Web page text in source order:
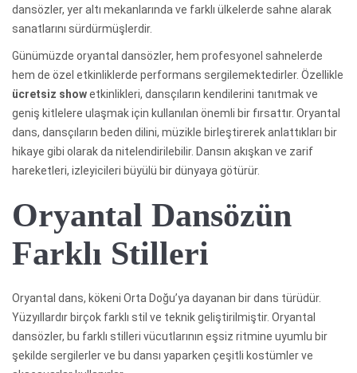
dansözler, yer altı mekanlarında ve farklı ülkelerde sahne alarak
sanatlarını sürdürmüşlerdir.
Günümüzde oryantal dansözler, hem profesyonel sahnelerde
hem de özel etkinliklerde performans sergilemektedirler. Özellikle
ücretsiz showetkinlikleri, dansçıların kendilerini tanıtmak ve
geniş kitlelere ulaşmak için kullanılan önemli bir fırsattır. Oryantal
dans, dansçıların beden dilini, müzikle birleştirerek anlattıkları bir
hikaye gibi olarak da nitelendirilebilir. Dansın akışkan ve zarif
hareketleri, izleyicileri büyülü bir dünyaya götürür.
Oryantal Dansözün
Farklı Stilleri
Oryantal dans, kökeni Orta Doğu’ya dayanan bir dans türüdür.
Yüzyıllardır birçok farklı stil ve teknik geliştirilmiştir. Oryantal
dansözler, bu farklı stilleri vücutlarının eşsiz ritmine uyumlu bir
şekilde sergilerler ve bu dansı yaparken çeşitli kostümler ve